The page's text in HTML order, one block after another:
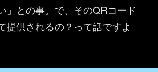
」との事。で、そのQRコード
提供されるの？って話ですよ